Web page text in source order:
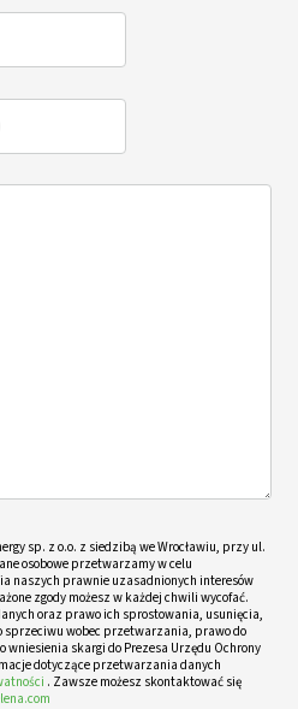
sp. z o.o. z siedzibą we Wrocławiu, przy ul.
osobowe przetwarzamy w celu
naszych prawnie uzasadnionych interesów
zgody możesz w każdej chwili wycofać.
oraz prawo ich sprostowania, usunięcia,
wobec przetwarzania, prawo do
skargi do Prezesa Urzędu Ochrony
dotyczące przetwarzania danych
. Zawsze możesz skontaktować się